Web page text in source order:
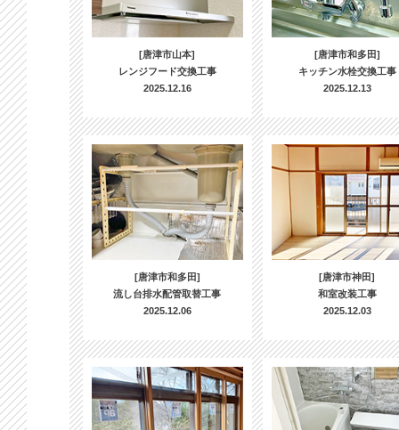
[唐津市山本]
レンジフード交換工事
2025.12.16
[唐津市和多田]
キッチン水栓交換工事
2025.12.13
[唐津市和多田]
流し台排水配管取替工事
2025.12.06
[唐津市神田]
和室改装工事
2025.12.03